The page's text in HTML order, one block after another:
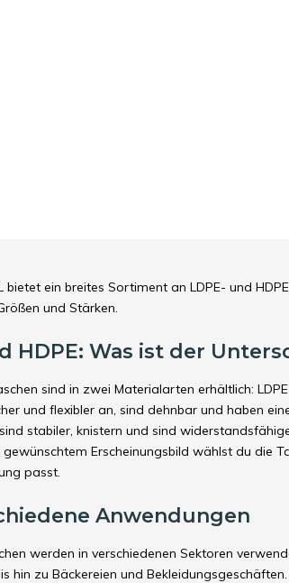
bietet ein breites Sortiment an LDPE- und
und Stärken.
HDPE: Was ist der
sind in zwei Materialarten erhältlich: LDPE
und flexibler an, sind dehnbar und haben
stabiler, knistern und sind
Erscheinungsbild wählst du die
passt.
Anwendungen
werden in verschiedenen Sektoren
hin zu Bäckereien und